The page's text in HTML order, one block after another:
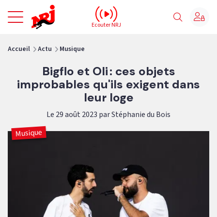
NRJ - Accueil
Ecouter NRJ
Accueil Actu Musique
Bigflo et Oli : ces objets
improbables qu'ils exigent dans
leur loge
Le 29 août 2023 par Stéphanie du Bois
Musique